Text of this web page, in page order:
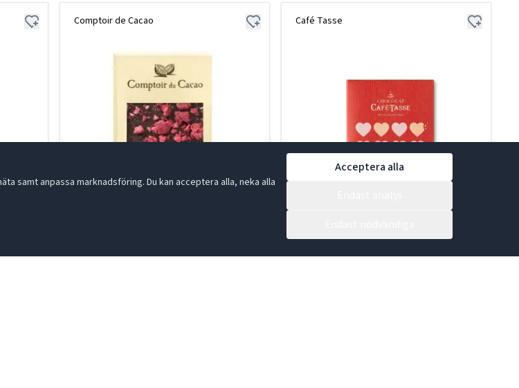
samt anpassa marknadsföring. Du kan acceptera alla, neka alla
Acceptera alla
Comptoir de Cacao Café Tasse